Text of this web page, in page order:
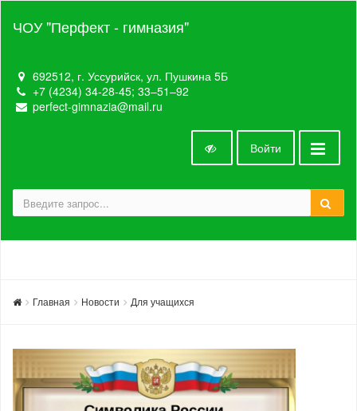
ЧОУ "Перфект - гимназия"
692512, г. Уссурийск, ул. Пушкина 5Б
+7 (4234) 34-28-45; 33‒51‒92
perfect-gimnazia@mail.ru
Войти
Главная Новости Для учащихся